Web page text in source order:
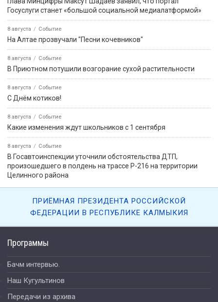
Программы
Бачм интервью.
Наш Кугультинов
Передачи из архива
Госуслуги станет «большой социальной медиалатформой»
8 августа Событие
На Алтае прозвучали "Песни кочевников"
8 августа Событие
В Приютном потушили возгорание сухой растительности
8 августа Событие
С Днём котиков!
8 августа Событие
Какие изменения ждут школьников с 1 сентября
8 августа Событие
В Госавтоинспекции уточнили обстоятельства ДТП,
произошедшего в полдень на трассе Р-216 на территории
Целинного района
ПРИЁМНАЯ ПРЕЗИДЕНТА РОССИЙСКОЙ
ФЕДЕРАЦИИ В РЕСПУБЛИКЕ КАЛМЫКИЯ